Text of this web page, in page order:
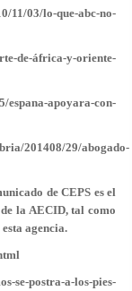
03/lo-que-abc-no-
de-áfrica-y-oriente-
apoyara-con-
201408/29/abogado-
de CEPS es el
la AECID, tal como
agencia.
se-postra-a-los-pies-